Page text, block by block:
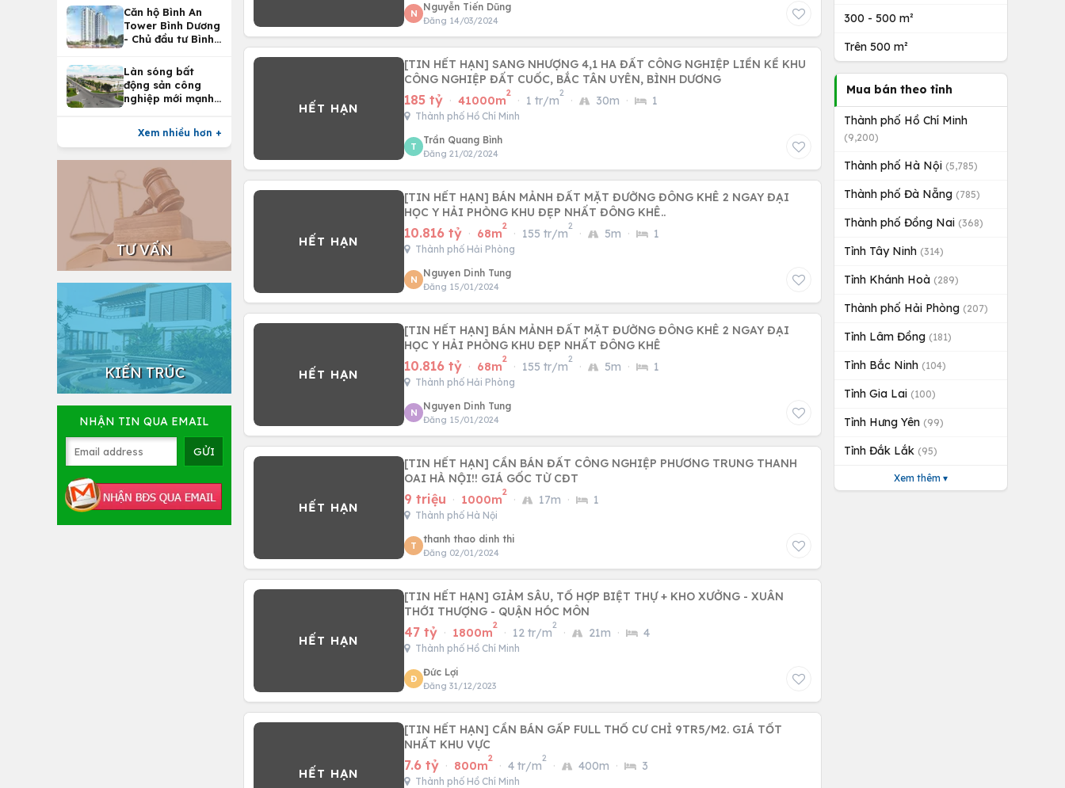
Căn hộ Bình An
Tower Bình Dương
- Chủ đầu tư Bình
Làn sóng bất
động sản công
nghiệp mới mạnh
Xem nhiều hơn +
TƯ VẤN
KIẾN TRÚC
NHẬN TIN QUA EMAIL
N
Nguyễn Tiến Dũng
Đăng 14/03/2024
[TIN HẾT HẠN] SANG NHƯỢNG 4,1 HA ĐẤT CÔNG NGHIỆP LIỀN KỀ KHU
CÔNG NGHIỆP ĐẤT CUỐC, BẮC TÂN UYÊN, BÌNH DƯƠNG
185 tỷ · 41000m
2
· 1 tr/m
2
· 30m · 1
Thành phố Hồ Chí Minh
T
Trần Quang Bình
Đăng 21/02/2024
[TIN HẾT HẠN] BÁN MẢNH ĐẤT MẶT ĐƯỜNG ĐÔNG KHÊ 2 NGAY ĐẠI
HỌC Y HẢI PHÒNG KHU ĐẸP NHẤT ĐÔNG KHÊ..
10.816 tỷ · 68m
2
· 155 tr/m
2
· 5m · 1
Thành phố Hải Phòng
N
Nguyen Dinh Tung
Đăng 15/01/2024
[TIN HẾT HẠN] BÁN MẢNH ĐẤT MẶT ĐƯỜNG ĐÔNG KHÊ 2 NGAY ĐẠI
HỌC Y HẢI PHÒNG KHU ĐẸP NHẤT ĐÔNG KHÊ
10.816 tỷ · 68m
2
· 155 tr/m
2
· 5m · 1
Thành phố Hải Phòng
N
Nguyen Dinh Tung
Đăng 15/01/2024
[TIN HẾT HẠN] CẦN BÁN ĐẤT CÔNG NGHIỆP PHƯƠNG TRUNG THANH
OAI HÀ NỘI!! GIÁ GỐC TỪ CĐT
9 triệu · 1000m
2
· 17m · 1
Thành phố Hà Nội
T
thanh thao dinh thi
Đăng 02/01/2024
[TIN HẾT HẠN] GIẢM SÂU, TỔ HỢP BIỆT THỰ + KHO XƯỞNG - XUÂN
THỚI THƯỢNG - QUẬN HÓC MÔN
47 tỷ · 1800m
2
· 12 tr/m
2
· 21m · 4
Thành phố Hồ Chí Minh
Đ
Đức Lợi
Đăng 31/12/2023
[TIN HẾT HẠN] CẦN BÁN GẤP FULL THỔ CƯ CHỈ 9TR5/M2. GIÁ TỐT
NHẤT KHU VỰC
7.6 tỷ · 800m
2
· 4 tr/m
2
· 400m · 3
Thành phố Hồ Chí Minh
300 - 500 m²
Trên 500 m²
Mua bán theo tỉnh
Thành phố Hồ Chí Minh
(9,200)
Thành phố Hà Nội (5,785)
Thành phố Đà Nẵng (785)
Thành phố Đồng Nai (368)
Tỉnh Tây Ninh (314)
Tỉnh Khánh Hoà (289)
Thành phố Hải Phòng (207)
Tỉnh Lâm Đồng (181)
Tỉnh Bắc Ninh (104)
Tỉnh Gia Lai (100)
Tỉnh Hưng Yên (99)
Tỉnh Đắk Lắk (95)
Xem thêm ▾